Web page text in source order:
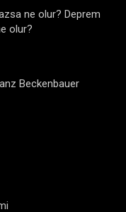
ne olur? Deprem
olur?
Beckenbauer